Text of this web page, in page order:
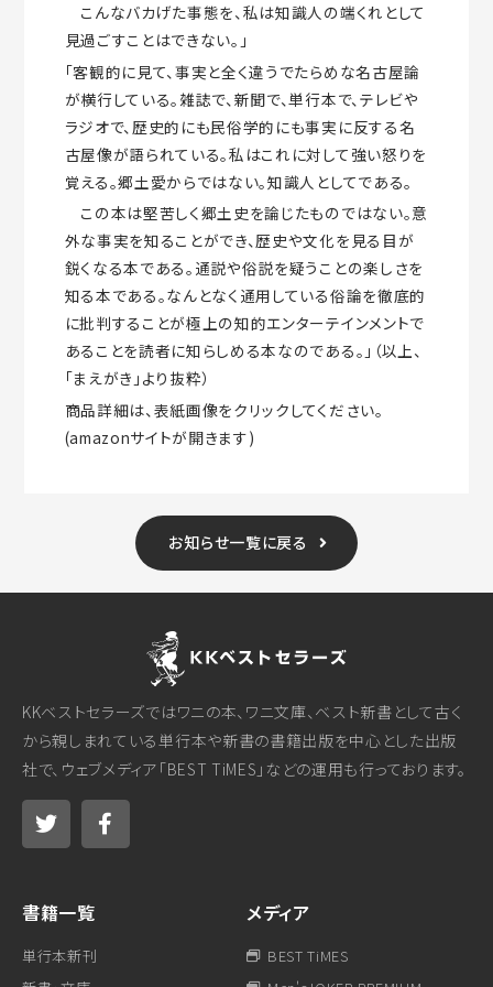
こんなバカげた事態を、私は知識人の端くれとして
見過ごすことはできない。」
「客観的に見て、事実と全く違うでたらめな名古屋論
が横行している。雑誌で、新聞で、単行本で、テレビや
ラジオで、歴史的にも民俗学的にも事実に反する名
古屋像が語られている。私はこれに対して強い怒りを
覚える。郷土愛からではない。知識人としてである。
この本は堅苦しく郷土史を論じたものではない。意
外な事実を知ることができ、歴史や文化を見る目が
鋭くなる本である。通説や俗説を疑うことの楽しさを
知る本である。なんとなく通用している俗論を徹底的
に批判することが極上の知的エンターテインメントで
あることを読者に知らしめる本なのである。」（以上、
「まえがき」より抜粋）
商品詳細は、表紙画像をクリックしてください。
(amazonサイトが開きます)
お知らせ一覧に戻る
KKベストセラーズではワニの本、ワニ文庫、ベスト新書として古く
から親しまれている単行本や新書の書籍出版を中心とした出版
社で、ウェブメディア「BEST TiMES」などの運用も行っております。
書籍一覧
単行本新刊
メディア
BEST TiMES